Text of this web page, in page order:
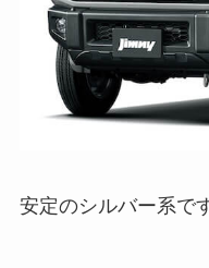
安定のシルバー系で